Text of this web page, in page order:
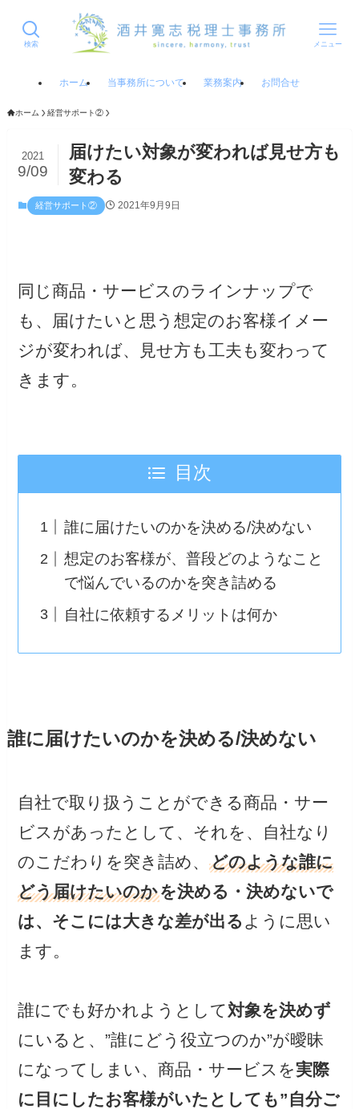
検索 メニュー
ホーム 当事務所について 業務案内 お問合せ
ホーム 経営サポート②
届けたい対象が変われば見せ方も
変わる
2021
9/09
経営サポート② 2021年9月9日
同じ商品・サービスのラインナップで
も、届けたいと思う想定のお客様イメー
ジが変われば、見せ方も工夫も変わって
きます。
目次
誰に届けたいのかを決める/決めない
想定のお客様が、普段どのようなこと
で悩んでいるのかを突き詰める
自社に依頼するメリットは何か
誰に届けたいのかを決める/決めない
自社で取り扱うことができる商品・サー
ビスがあったとして、それを、自社なり
のこだわりを突き詰め、どのような誰に
どう届けたいのかを決める・決めないで
は、そこには大きな差が出る ように思い
ます。
誰にでも好かれようとして対象を決めず
にいると、”誰にどう役立つのか”が曖昧
になってしまい、商品・サービスを実際
に目にしたお客様がいたとしても”自分ご